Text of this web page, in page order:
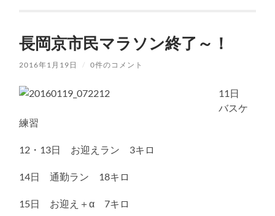
長岡京市民マラソン終了～！
2016年1月19日 / 0件のコメント
11日
バスケ
練習
12・13日 お迎えラン 3キロ
14日 通勤ラン 18キロ
15日 お迎え＋α 7キロ